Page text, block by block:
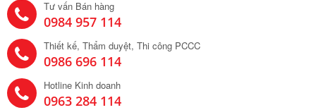
Cam kết giá bán rẻ nhất
Đổi trả hàng linh hoạt, 7 ngày miễn phí
Cung cấp giải pháp lắp đặt tối ưu
Giá tốt nhất và nhiều ưu đãi nhất
Chăm sóc khách hàng tốt nhất